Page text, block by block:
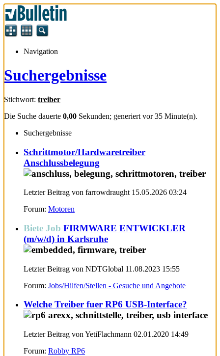
Navigation
Suchergebnisse
Stichwort: treiber
Die Suche dauerte 0,00 Sekunden; generiert vor 35 Minute(n).
Suchergebnisse
Schrittmotor/Hardwaretreiber
Anschlussbelegung
Letzter Beitrag von farrowdraught 15.05.2026 03:24
Forum: Motoren
Biete Job FIRMWARE ENTWICKLER
(m/w/d) in Karlsruhe
Letzter Beitrag von NDTGlobal 11.08.2023 15:55
Forum: Jobs/Hilfen/Stellen - Gesuche und Angebote
Welche Treiber fuer RP6 USB-Interface?
Letzter Beitrag von YetiFlachmann 02.01.2020 14:49
Forum: Robby RP6